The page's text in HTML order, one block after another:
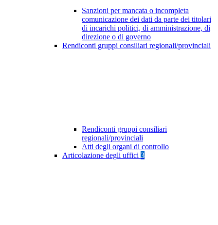
Sanzioni per mancata o incompleta
comunicazione dei dati da parte dei titolari
di incarichi politici, di amministrazione, di
direzione o di governo
Rendiconti gruppi consiliari regionali/provinciali
Rendiconti gruppi consiliari
regionali/provinciali
Atti degli organi di controllo
Articolazione degli uffici 3